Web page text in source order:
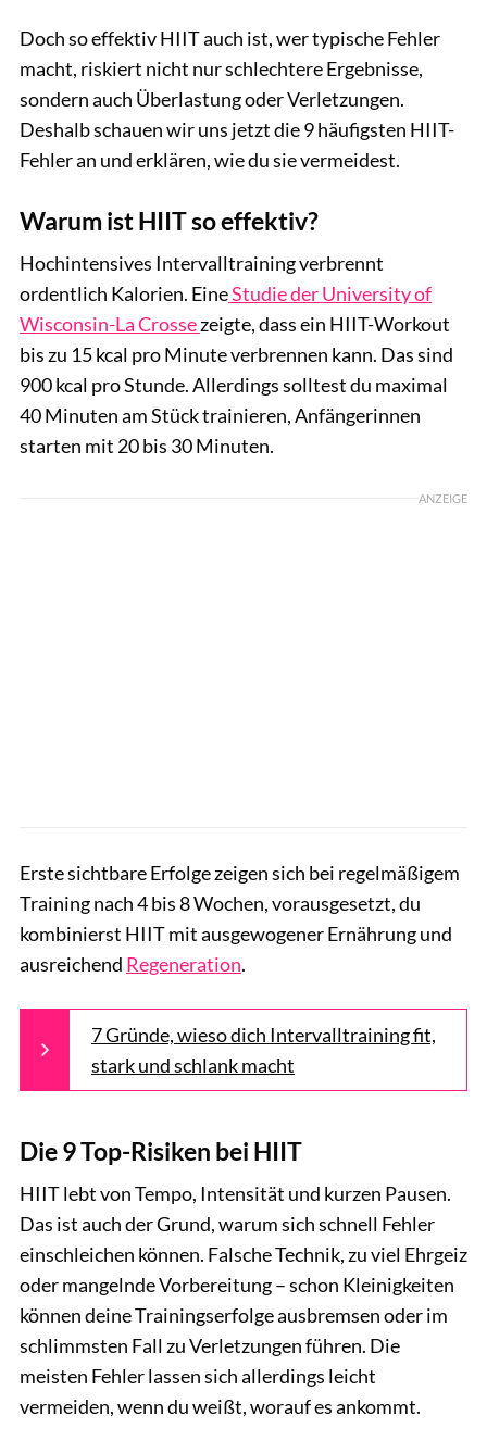
Doch so effektiv HIIT auch ist, wer typische Fehler
macht, riskiert nicht nur schlechtere Ergebnisse,
sondern auch Überlastung oder Verletzungen.
Deshalb schauen wir uns jetzt die 9 häufigsten HIIT-
Fehler an und erklären, wie du sie vermeidest.
Warum ist HIIT so effektiv?
Hochintensives Intervalltraining verbrennt
ordentlich Kalorien. EineStudie der University of
Wisconsin-La Crossezeigte, dass ein HIIT-Workout
bis zu 15 kcal pro Minute verbrennen kann. Das sind
900 kcal pro Stunde. Allerdings solltest du maximal
40 Minuten am Stück trainieren, Anfängerinnen
starten mit 20 bis 30 Minuten.
ANZEIGE
Erste sichtbare Erfolge zeigen sich bei regelmäßigem
Training nach 4 bis 8 Wochen, vorausgesetzt, du
kombinierst HIIT mit ausgewogener Ernährung und
ausreichend Regeneration.
7 Gründe, wieso dich Intervalltraining fit,
stark und schlank macht
Die 9 Top-Risiken bei HIIT
HIIT lebt von Tempo, Intensität und kurzen Pausen.
Das ist auch der Grund, warum sich schnell Fehler
einschleichen können. Falsche Technik, zu viel Ehrgeiz
oder mangelnde Vorbereitung – schon Kleinigkeiten
können deine Trainingserfolge ausbremsen oder im
schlimmsten Fall zu Verletzungen führen. Die
meisten Fehler lassen sich allerdings leicht
vermeiden, wenn du weißt, worauf es ankommt.